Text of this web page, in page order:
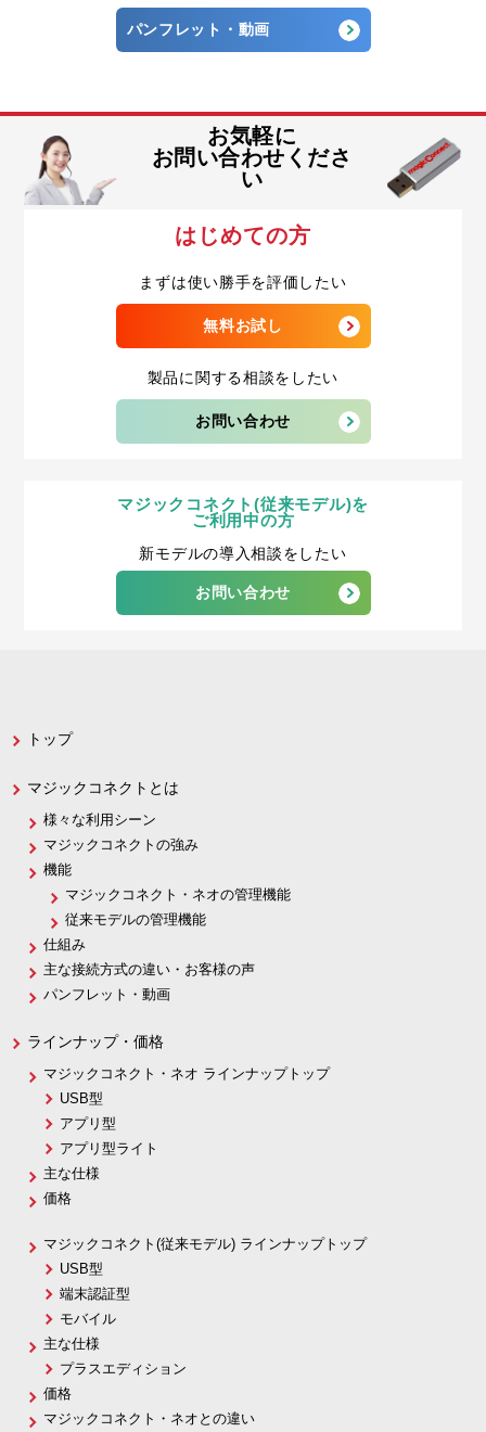
パンフレット・動画
お気軽に
お問い合わせくださ
い
はじめての方
まずは使い勝手を評価したい
無料お試し
製品に関する相談をしたい
お問い合わせ
マジックコネクト(従来モデル)を
ご利用中の方
新モデルの導入相談をしたい
お問い合わせ
トップ
マジックコネクトとは
様々な利用シーン
マジックコネクトの強み
機能
マジックコネクト・ネオの管理機能
従来モデルの管理機能
仕組み
主な接続方式の違い・お客様の声
パンフレット・動画
ラインナップ・価格
マジックコネクト・ネオ ラインナップトップ
USB型
アプリ型
アプリ型ライト
主な仕様
価格
マジックコネクト(従来モデル) ラインナップトップ
USB型
端末認証型
モバイル
主な仕様
プラスエディション
価格
マジックコネクト・ネオとの違い